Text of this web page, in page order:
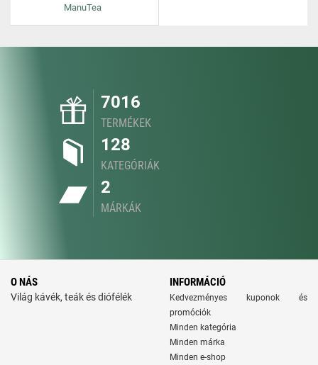
ManuTea
7016
TERMÉKEK
128
KATEGÓRIÁK
2
MÁRKÁK
O NÁS
Világ kávék, teák és diófélék
INFORMÁCIÓ
Kedvezményes kuponok és
promóciók
Minden kategória
Minden márka
Minden e-shop